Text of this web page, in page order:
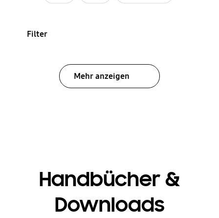
Filter
Mehr anzeigen
Handbücher &
Downloads